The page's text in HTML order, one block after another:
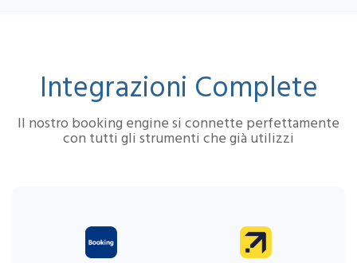
Integrazioni Complete
Il nostro booking engine si connette perfettamente
con tutti gli strumenti che già utilizzi